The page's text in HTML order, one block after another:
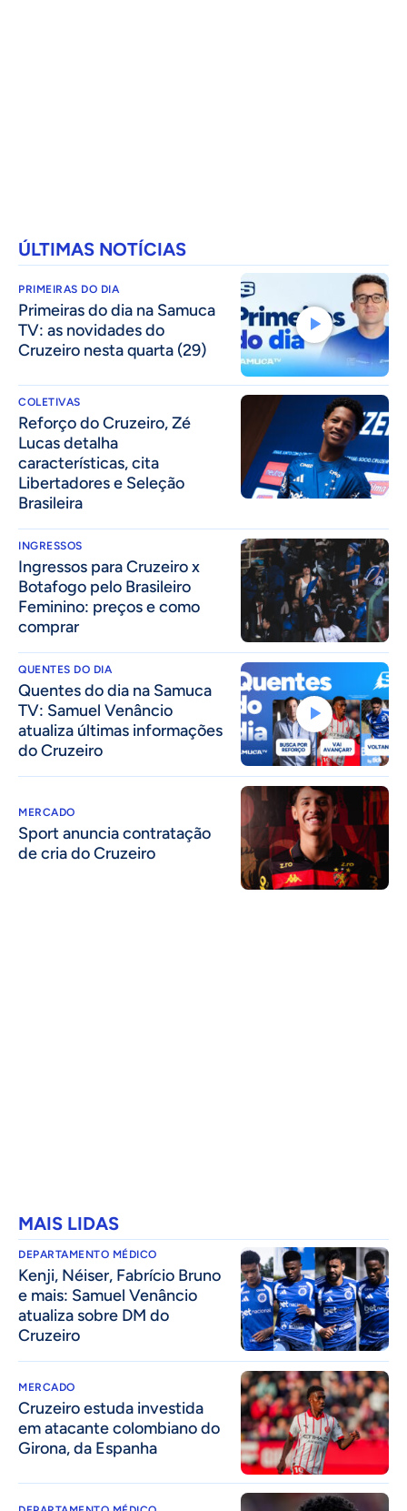
ÚLTIMAS NOTÍCIAS
PRIMEIRAS DO DIA
Primeiras do dia na Samuca
TV: as novidades do
Cruzeiro nesta quarta (29)
COLETIVAS
⁠Reforço do Cruzeiro, Zé
Lucas detalha
características, cita
Libertadores e Seleção
Brasileira
INGRESSOS
Ingressos para Cruzeiro x
Botafogo pelo Brasileiro
Feminino: preços e como
comprar
QUENTES DO DIA
Quentes do dia na Samuca
TV: Samuel Venâncio
atualiza últimas informações
do Cruzeiro
MERCADO
Sport anuncia contratação
de cria do Cruzeiro
MAIS LIDAS
DEPARTAMENTO MÉDICO
Kenji, Néiser, Fabrício Bruno
e mais: Samuel Venâncio
atualiza sobre DM do
Cruzeiro
MERCADO
Cruzeiro estuda investida
em atacante colombiano do
Girona, da Espanha